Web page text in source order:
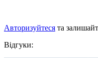
Авторизуйтеся та
Відгуки: